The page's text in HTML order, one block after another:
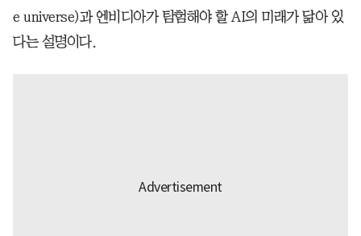
e universe)과 엔비디아가 탐험해야 할 AI의 미래가 닮아 있
다는 설명이다.